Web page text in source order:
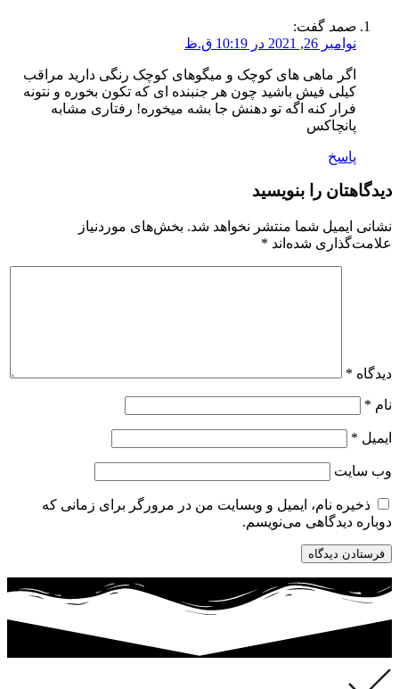
صمد گفت:
نوامبر 26, 2021 در 10:19 ق.ظ
اگر ماهی های کوچک و میگوهای کوچک رنگی دارید مراقب
کیلی فیش باشید چون هر جنبنده ای که تکون بخوره و نتونه
فرار کنه اگه تو دهنش جا بشه میخوره! رفتاری مشابه
پانچاکس
پاسخ
دیدگاهتان را بنویسید
نشانی ایمیل شما منتشر نخواهد شد. بخش‌های موردنیاز
علامت‌گذاری شده‌اند *
دیدگاه *
نام *
ایمیل *
وب‌ سایت
ذخیره نام، ایمیل و وبسایت من در مرورگر برای زمانی که
دوباره دیدگاهی می‌نویسم.